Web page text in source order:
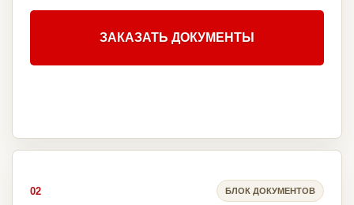
ЗАКАЗАТЬ ДОКУМЕНТЫ
02 БЛОК ДОКУМЕНТОВ